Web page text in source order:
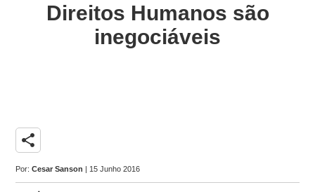
Direitos Humanos são
inegociáveis
share
Por:Cesar Sanson | 15 Junho 2016